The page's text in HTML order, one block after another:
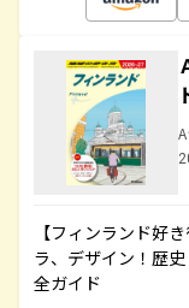
【フィンランド好
ラ、デザイン！歴
全ガイド